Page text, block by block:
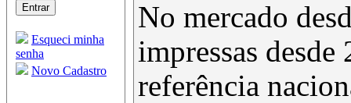
Esqueci minha
senha
Novo Cadastro
No mercado
impressas
referência